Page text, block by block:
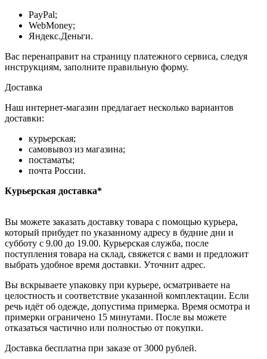
PayPal;
WebMoney;
Яндекс.Деньги.
Вас перенаправит на страницу платежного сервиса, следуя
инструкциям, заполните правильную форму.
Доставка
Наш интернет-магазин предлагает несколько вариантов
доставки:
курьерская;
самовывоз из магазина;
постаматы;
почта России.
Курьерская доставка*
Вы можете заказать доставку товара с помощью курьера,
который прибудет по указанному адресу в будние дни и
субботу с 9.00 до 19.00. Курьерская служба, после
поступления товара на склад, свяжется с вами и предложит
выбрать удобное время доставки. Уточнит адрес.
Вы вскрываете упаковку при курьере, осматриваете на
целостность и соответствие указанной комплектации. Если
речь идёт об одежде, допустима примерка. Время осмотра и
примерки ограничено 15 минутами. После вы можете
отказаться частично или полностью от покупки.
Доставка бесплатна при заказе от 3000 рублей.